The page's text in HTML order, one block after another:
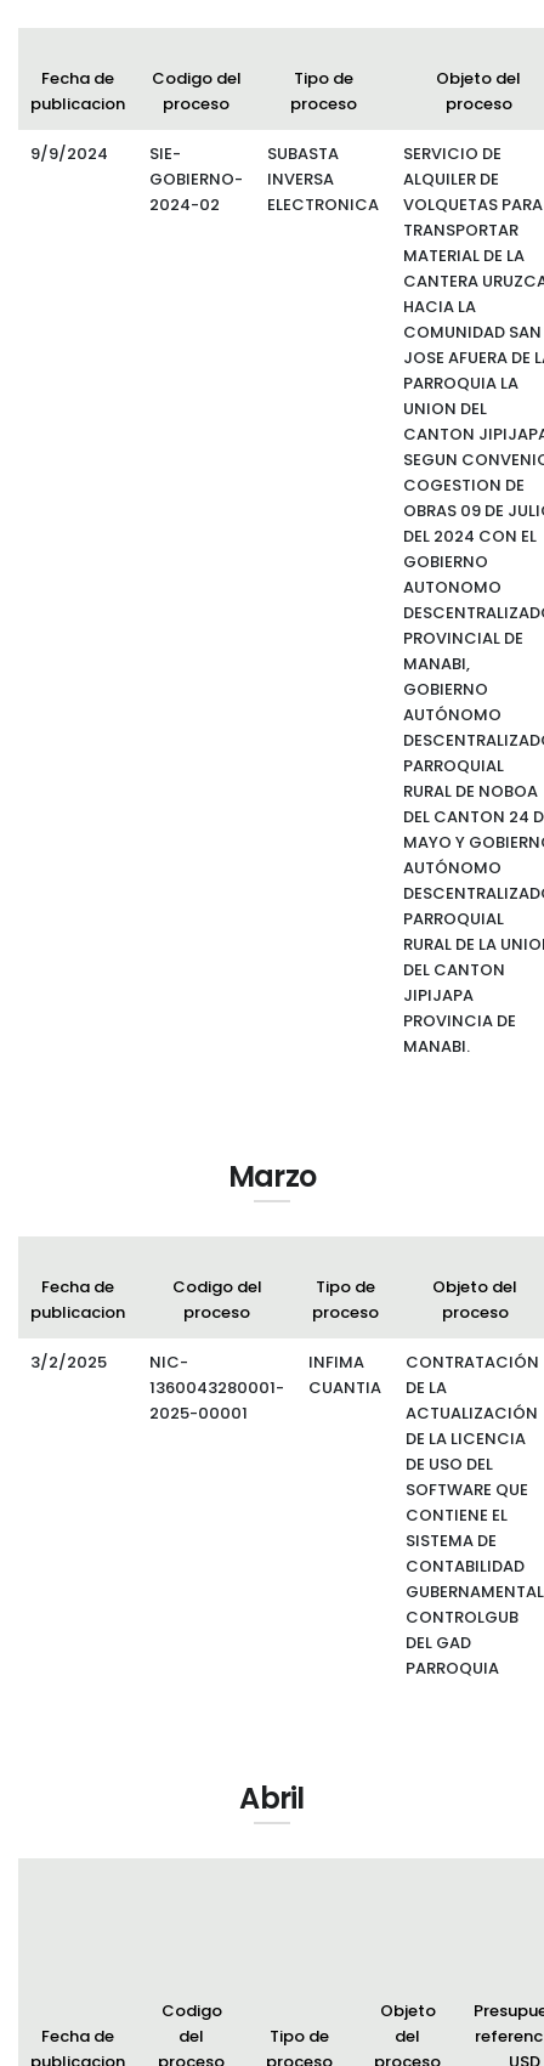
Fecha de
publicacion
Codigo del
proceso
Tipo de
proceso
Objeto del
proceso
9/9/2024
SIE-
GOBIERNO-
2024-02
SUBASTA
INVERSA
ELECTRONICA
SERVICIO DE
ALQUILER DE
VOLQUETAS PARA
TRANSPORTAR
MATERIAL DE LA
CANTERA
HACIA LA
COMUNIDAD SAN
JOSE AFUERA DE
PARROQUIA LA
UNION DEL
CANTON
SEGUN
COGESTION DE
OBRAS 09 DE
DEL 2024 CON EL
GOBIERNO
AUTONOMO
PROVINCIAL DE
MANABI,
GOBIERNO
AUTÓNOMO
PARROQUIAL
RURAL DE NOBOA
DEL CANTON 24
MAYO Y
AUTÓNOMO
PARROQUIAL
RURAL DE LA
DEL CANTON
JIPIJAPA
PROVINCIA DE
MANABI.
Marzo
Fecha de
publicacion
Codigo del
proceso
Tipo de
proceso
Objeto del
proceso
3/2/2025
NIC-
1360043280001-
2025-00001
INFIMA
CUANTIA
CONTRATACIÓN
DE LA
ACTUALIZACIÓN
DE LA LICENCIA
DE USO DEL
SOFTWARE QUE
CONTIENE EL
SISTEMA DE
CONTABILIDAD
GUBERNAMENTAL
CONTROLGUB
DEL GAD
PARROQUIA
Abril
Fecha de
Codigo
del
Tipo de
Objeto
del